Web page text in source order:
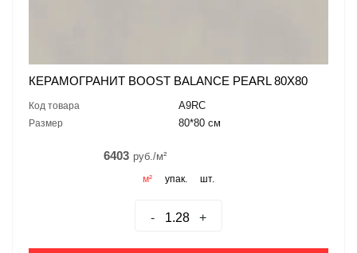
КЕРАМОГРАНИТ BOOST BALANCE PEARL 80X80
Код товара A9RC
Размер 80*80 см
6403 руб./м²
м² упак. шт.
- +